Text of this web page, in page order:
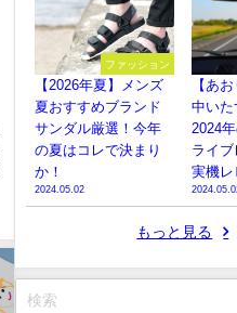
ファッション
【2026年夏】メンズ
夏おすすめブランド
サンダル厳選！今年
の夏はコレで決まり
か！
2024.05.02
【あ
中いた
2024
ライブ
実機レ
もっと見る